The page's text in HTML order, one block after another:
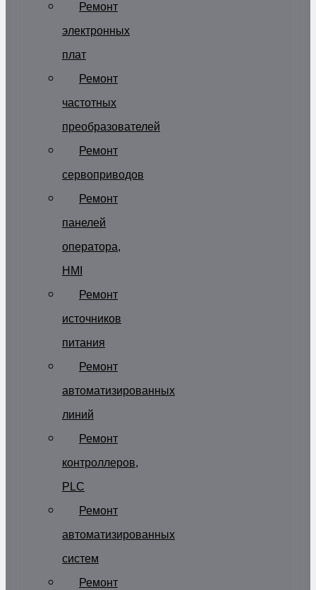
Ремонт
электронных
плат
Ремонт
частотных
преобразователей
Ремонт
сервоприводов
Ремонт
панелей
оператора,
HMI
Ремонт
источников
питания
Ремонт
автоматизированных
линий
Ремонт
контроллеров,
PLC
Ремонт
автоматизированных
систем
Ремонт